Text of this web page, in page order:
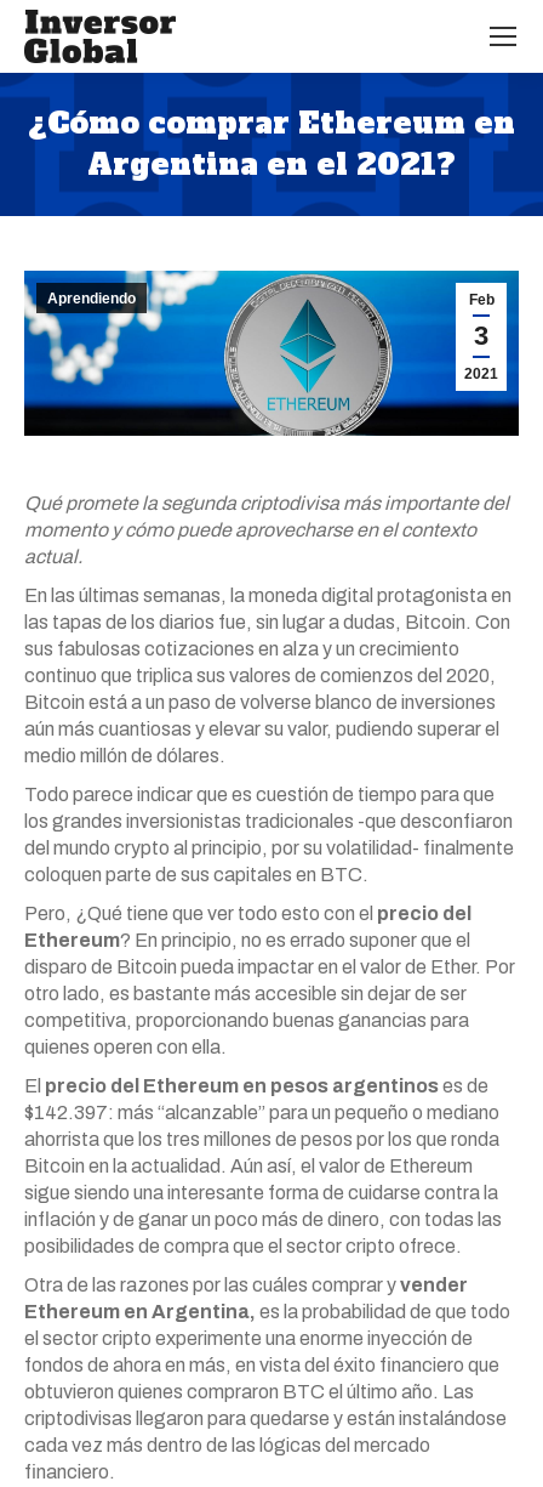
¿Cómo comprar Ethereum en
Argentina en el 2021?
Estás aquí:
Feb
3
2021
Aprendiendo
Qué promete la segunda criptodivisa más importante del
momento y cómo puede aprovecharse en el contexto
actual.
En las últimas semanas, la moneda digital protagonista en
las tapas de los diarios fue, sin lugar a dudas, Bitcoin. Con
sus fabulosas cotizaciones en alza y un crecimiento
continuo que triplica sus valores de comienzos del 2020,
Bitcoin está a un paso de volverse blanco de inversiones
aún más cuantiosas y elevar su valor, pudiendo superar el
medio millón de dólares.
Todo parece indicar que es cuestión de tiempo para que
los grandes inversionistas tradicionales -que desconfiaron
del mundo crypto al principio, por su volatilidad- finalmente
coloquen parte de sus capitales en BTC.
Pero, ¿Qué tiene que ver todo esto con el precio del
Ethereum? En principio, no es errado suponer que el
disparo de Bitcoin pueda impactar en el valor de Ether. Por
otro lado, es bastante más accesible sin dejar de ser
competitiva, proporcionando buenas ganancias para
quienes operen con ella.
El precio del Ethereum en pesos argentinoses de
$142.397: más “alcanzable” para un pequeño o mediano
ahorrista que los tres millones de pesos por los que ronda
Bitcoin en la actualidad. Aún así, el valor de Ethereum
sigue siendo una interesante forma de cuidarse contra la
inflación y de ganar un poco más de dinero, con todas las
posibilidades de compra que el sector cripto ofrece.
Otra de las razones por las cuáles comprar yvender
Ethereum en Argentina, es la probabilidad de que todo
el sector cripto experimente una enorme inyección de
fondos de ahora en más, en vista del éxito financiero que
obtuvieron quienes compraron BTC el último año. Las
criptodivisas llegaron para quedarse y están instalándose
cada vez más dentro de las lógicas del mercado
financiero.